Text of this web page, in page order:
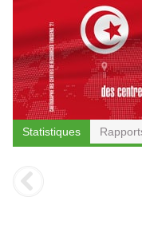
Statistiques